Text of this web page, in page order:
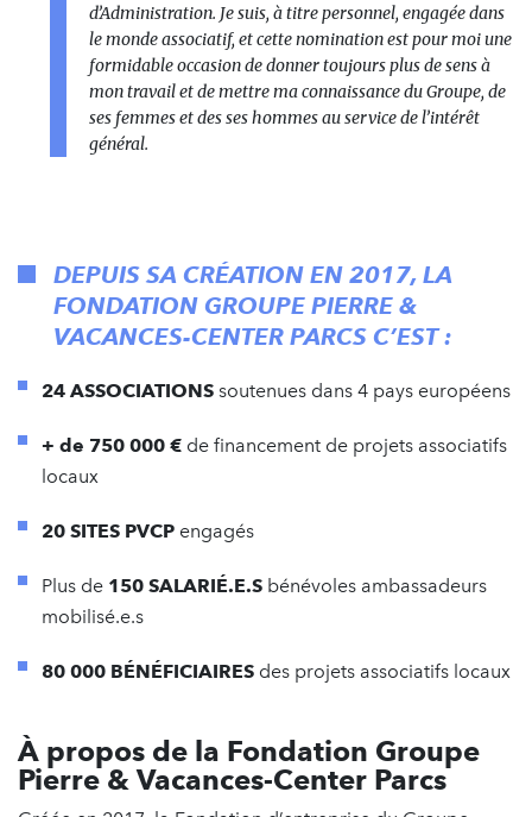
d’Administration. Je suis, à titre personnel, engagée dans
le monde associatif, et cette nomination est pour moi une
formidable occasion de donner toujours plus de sens à
mon travail et de mettre ma connaissance du Groupe, de
ses femmes et des ses hommes au service de l’intérêt
général.
DEPUIS SA CRÉATION EN 2017, LA
FONDATION GROUPE PIERRE &
VACANCES-CENTER PARCS C’EST :
24 ASSOCIATIONS soutenues dans 4 pays européens
+ de 750 000 € de financement de projets associatifs
locaux
20 SITES PVCP engagés
Plus de 150 SALARIÉ.E.S bénévoles ambassadeurs
mobilisé.e.s
80 000 BÉNÉFICIAIRES des projets associatifs locaux
À propos de la Fondation Groupe
Pierre & Vacances-Center Parcs